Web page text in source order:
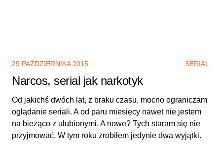
29 PAŹDZIERNIKA 2015 SERIAL
Narcos, serial jak narkotyk
Od jakichś dwóch lat, z braku czasu, mocno ograniczam
oglądanie seriali. A od paru miesięcy nawet nie jestem
na bieżąco z ulubionymi. A nowe? Tych staram się nie
przyjmować. W tym roku zrobiłem jedynie dwa wyjątki.